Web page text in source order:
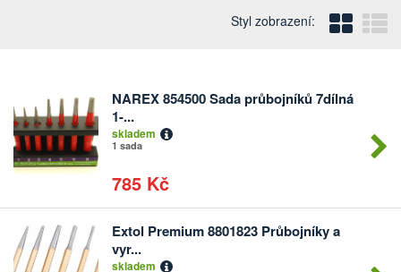
Styl zobrazení:
NAREX 854500 Sada průbojníků 7dílná
1-...
skladem
1 sada
785 Kč
Počet
Extol Premium 8801823 Průbojníky a
vyr...
skladem
Počet